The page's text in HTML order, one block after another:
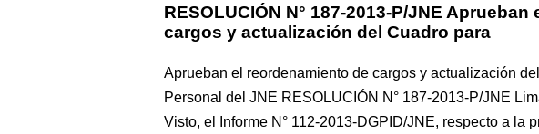
RESOLUCIÓN N° 187-2013-P/JNE
cargos y actualización del Cuadro para
Aprueban el reordenamiento de cargos y actualización
Personal del JNE RESOLUCIÓN N° 187-2013-P/JNE
Visto, el Informe N° 112-2013-DGPID/JNE, respecto a la